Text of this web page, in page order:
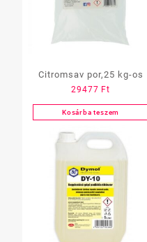
Citromsav por,25 kg-os
29477 Ft
Kosárba teszem